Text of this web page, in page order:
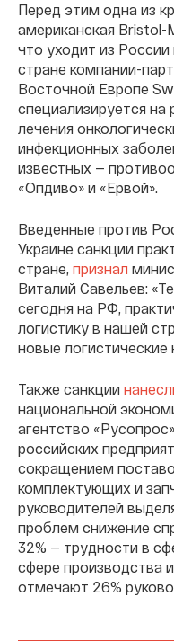
Перед этим одна из
американская Bristol-
что уходит из России
стране компании-
Восточной Европе
специализируется на
лечения
инфекционных
известных —
«Опдиво» и «Ервой».
Введенные против
Украине санкции
стране, признал
Виталий Савельев:
сегодня на РФ,
логистику в нашей
новые логистические
Также санкции
национальной
агентство
российских
сокращением
комплектующих и
руководителей
проблем снижение
32% — трудности в
сфере производства
отмечают 26%